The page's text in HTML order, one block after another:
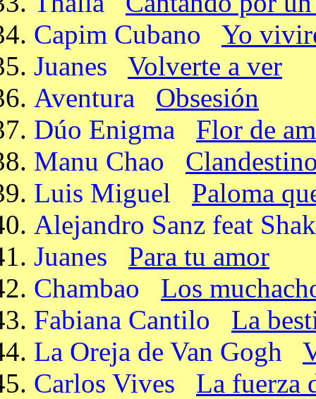
Capim Cubano
Yo
Juanes
Volverte a ver
Aventura
Obsesión
Dúo Enigma
Flor de
Manu Chao
Luis Miguel
Paloma
Alejandro Sanz feat
Juanes
Para tu amor
Chambao
Los
Fabiana Cantilo
La
La Oreja de Van Gogh
Carlos Vives
La fuerza